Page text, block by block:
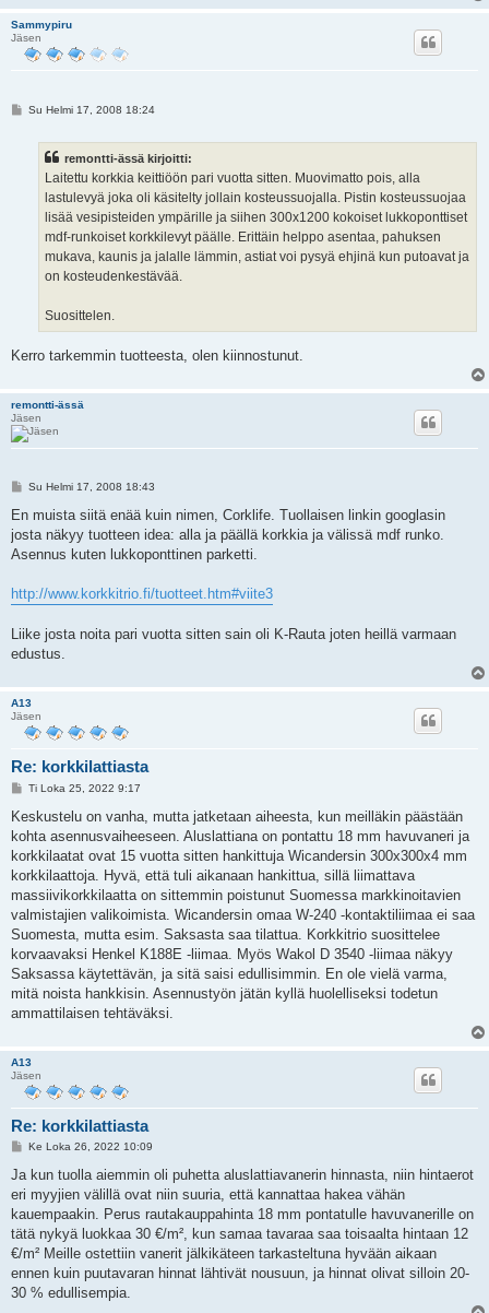
Sammypiru
Jäsen
VSu Helmi 17, 2008 18:24
remontti-ässä kirjoitti:
Laitettu korkkia keittiöön pari vuotta sitten. Muovimatto pois, alla
lastulevyä joka oli käsitelty jollain kosteussuojalla. Pistin kosteussuojaa
lisää vesipisteiden ympärille ja siihen 300x1200 kokoiset lukkoponttiset
mdf-runkoiset korkkilevyt päälle. Erittäin helppo asentaa, pahuksen
mukava, kaunis ja jalalle lämmin, astiat voi pysyä ehjinä kun putoavat ja
on kosteudenkestävää.
Suosittelen.
Kerro tarkemmin tuotteesta, olen kiinnostunut.
remontti-ässä
Jäsen
V
e
t
i
Su Helmi 17, 2008 18:43
En muista siitä enää kuin nimen, Corklife. Tuollaisen linkin googlasin
josta näkyy tuotteen idea: alla ja päällä korkkia ja välissä mdf runko.
Asennus kuten lukkoponttinen parketti.
http://www.korkkitrio.fi/tuotteet.htm#viite3
Liike josta noita pari vuotta sitten sain oli K-Rauta joten heillä varmaan
edustus.
A13
Jäsen
Re: korkkilattiasta
V
e
t
i
Ti Loka 25, 2022 9:17
Keskustelu on vanha, mutta jatketaan aiheesta, kun meilläkin päästään
kohta asennusvaiheeseen. Aluslattiana on pontattu 18 mm havuvaneri ja
korkkilaatat ovat 15 vuotta sitten hankittuja Wicandersin 300x300x4 mm
korkkilaattoja. Hyvä, että tuli aikanaan hankittua, sillä liimattava
massiivikorkkilaatta on sittemmin poistunut Suomessa markkinoitavien
valmistajien valikoimista. Wicandersin omaa W-240 -kontaktiliimaa ei saa
Suomesta, mutta esim. Saksasta saa tilattua. Korkkitrio suosittelee
korvaavaksi Henkel K188E -liimaa. Myös Wakol D 3540 -liimaa näkyy
Saksassa käytettävän, ja sitä saisi edullisimmin. En ole vielä varma,
mitä noista hankkisin. Asennustyön jätän kyllä huolelliseksi todetun
ammattilaisen tehtäväksi.
A13
Jäsen
Re: korkkilattiasta
V
e
t
i
Ke Loka 26, 2022 10:09
Ja kun tuolla aiemmin oli puhetta aluslattiavanerin hinnasta, niin hintaerot
eri myyjien välillä ovat niin suuria, että kannattaa hakea vähän
kauempaakin. Perus rautakauppahinta 18 mm pontatulle havuvanerille on
tätä nykyä luokkaa 30 €/m², kun samaa tavaraa saa toisaalta hintaan 12
€/m² Meille ostettiin vanerit jälkikäteen tarkasteltuna hyvään aikaan
ennen kuin puutavaran hinnat lähtivät nousuun, ja hinnat olivat silloin 20-
30 % edullisempia.